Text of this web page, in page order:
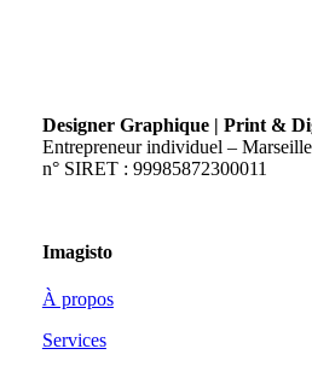
Designer Graphique | Print &
Entrepreneur individuel –
n° SIRET : 99985872300011
Imagisto
À propos
Services